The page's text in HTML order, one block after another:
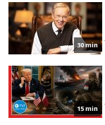
30 min
15 min